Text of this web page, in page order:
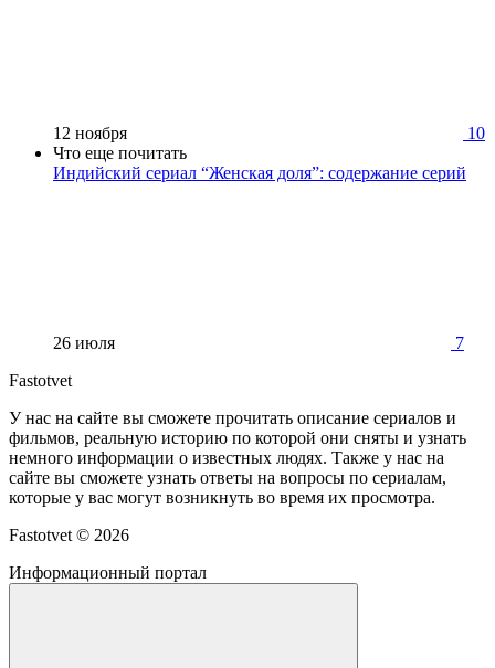
12 ноября
10
Что еще почитать
Индийский сериал “Женская доля”: содержание серий
26 июля
7
Fastotvet
У нас на сайте вы сможете прочитать описание сериалов и
фильмов, реальную историю по которой они сняты и узнать
немного информации о известных людях. Также у нас на
сайте вы сможете узнать ответы на вопросы по сериалам,
которые у вас могут возникнуть во время их просмотра.
Fastotvet © 2026
Информационный портал